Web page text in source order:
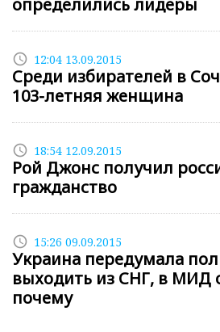
access_time 12:04 13.09.2015
Среди избирателей в
103-летняя женщина
access_time 18:54 12.09.2015
Рой Джонс получил
гражданство
access_time 15:26 09.09.2015
Украина передумала
выходить из СНГ, в МИД
почему